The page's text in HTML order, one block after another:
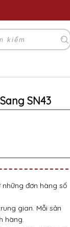
SN43
đơn hàng số
gian. Mỗi sản
hàng.